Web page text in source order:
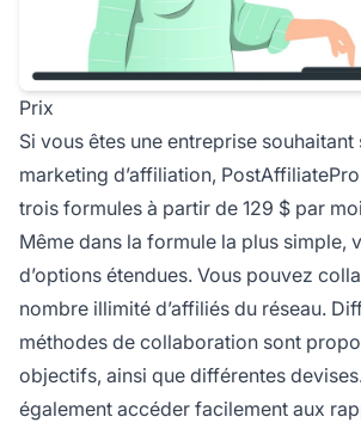
Prix
Si vous êtes une entreprise souhaitant
marketing d’affiliation, PostAffiliatePro
trois formules à partir de 129 $ par
Même dans la formule la plus simple,
d’options étendues. Vous pouvez
nombre illimité d’affiliés du réseau.
méthodes de collaboration sont
objectifs, ainsi que différentes
également accéder facilement aux